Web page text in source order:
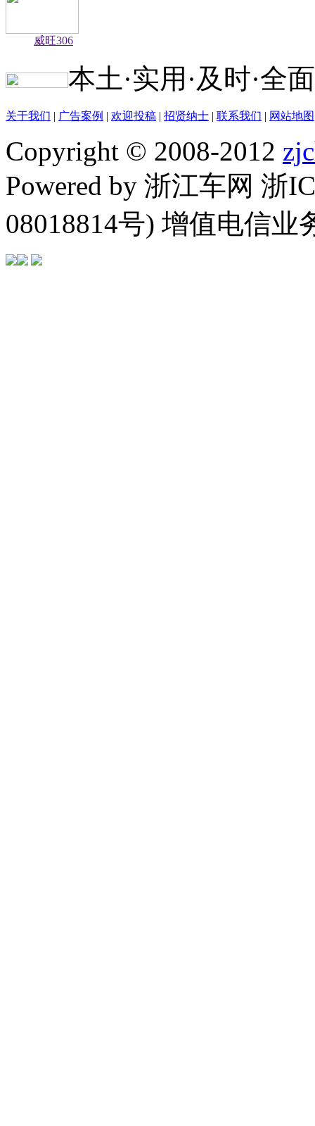
威旺306
本土·实用·及时·全
关于我们 | 广告案例 | 欢迎投稿 | 招贤纳士 | 联系我们 | 网站地图
Copyright © 2008-2012
Powered by 浙江车网 浙
08018814号) 增值电信业